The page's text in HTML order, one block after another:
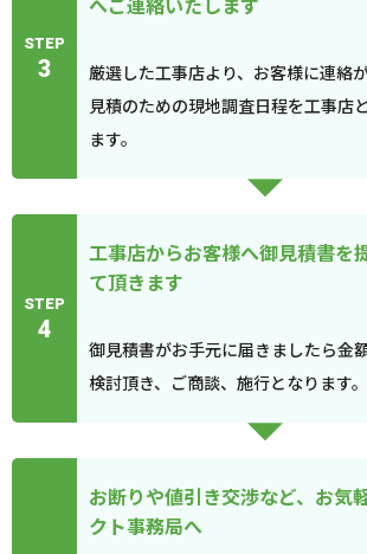
STEP
3
厳選した工事店より、お客様に連絡
見積のための現地調査日程を工事店
ます。
STEP
4
工事店からお客様へ御見積書を
て頂きます
御見積書がお手元に届きましたら金
検討頂き、ご商談、施行となります。
お断りや値引き交渉など、お気
クト事務局へ